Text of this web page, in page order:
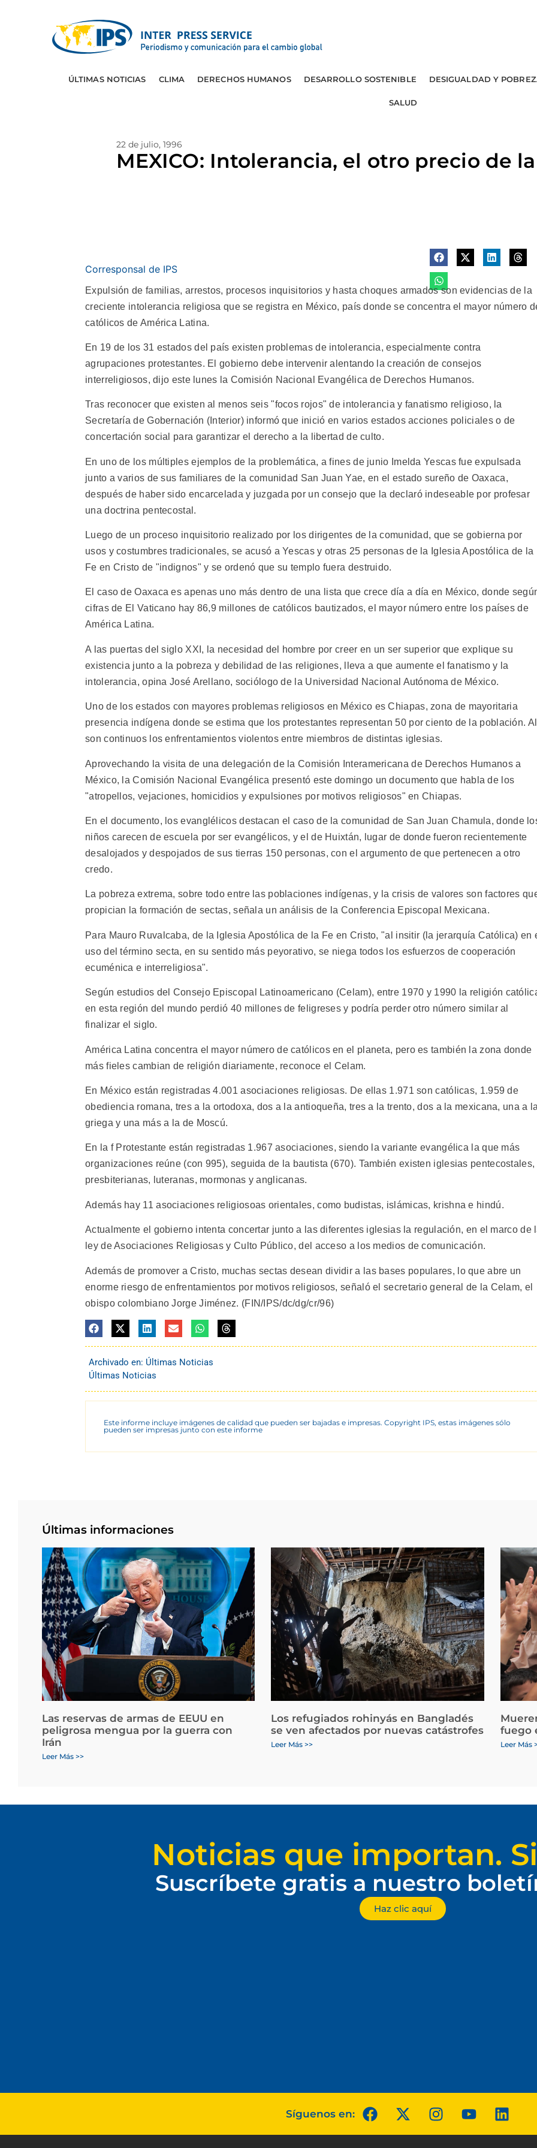
ÚLTIMAS NOTICIAS CLIMA DERECHOS HUMANOS DESARROLLO SOSTENIBLE DESIGUALDAD Y
SALUD
22 de julio, 1996
MEXICO: Intolerancia, el otro precio de
Corresponsal de IPS
Expulsión de familias, arrestos, procesos inquisitorios y hasta choques armados son evidencias de la
creciente intolerancia religiosa que se registra en México, país donde se concentra el mayor número
católicos de América Latina.
En 19 de los 31 estados del país existen problemas de intolerancia, especialmente contra
agrupaciones protestantes. El gobierno debe intervenir alentando la creación de consejos
interreligiosos, dijo este lunes la Comisión Nacional Evangélica de Derechos Humanos.
Tras reconocer que existen al menos seis "focos rojos" de intolerancia y fanatismo religioso, la
Secretaría de Gobernación (Interior) informó que inició en varios estados acciones policiales o de
concertación social para garantizar el derecho a la libertad de culto.
En uno de los múltiples ejemplos de la problemática, a fines de junio Imelda Yescas fue expulsada
junto a varios de sus familiares de la comunidad San Juan Yae, en el estado sureño de Oaxaca,
después de haber sido encarcelada y juzgada por un consejo que la declaró indeseable por profesar
una doctrina pentecostal.
Luego de un proceso inquisitorio realizado por los dirigentes de la comunidad, que se gobierna por
usos y costumbres tradicionales, se acusó a Yescas y otras 25 personas de la Iglesia Apostólica de la
Fe en Cristo de "indignos" y se ordenó que su templo fuera destruido.
El caso de Oaxaca es apenas uno más dentro de una lista que crece día a día en México, donde
cifras de El Vaticano hay 86,9 millones de católicos bautizados, el mayor número entre los países de
América Latina.
A las puertas del siglo XXI, la necesidad del hombre por creer en un ser superior que explique su
existencia junto a la pobreza y debilidad de las religiones, lleva a que aumente el fanatismo y la
intolerancia, opina José Arellano, sociólogo de la Universidad Nacional Autónoma de México.
Uno de los estados con mayores problemas religiosos en México es Chiapas, zona de mayoritaria
presencia indígena donde se estima que los protestantes representan 50 por ciento de la población.
son continuos los enfrentamientos violentos entre miembros de distintas iglesias.
Aprovechando la visita de una delegación de la Comisión Interamericana de Derechos Humanos a
México, la Comisión Nacional Evangélica presentó este domingo un documento que habla de los
"atropellos, vejaciones, homicidios y expulsiones por motivos religiosos" en Chiapas.
En el documento, los evanglélicos destacan el caso de la comunidad de San Juan Chamula, donde
niños carecen de escuela por ser evangélicos, y el de Huixtán, lugar de donde fueron recientemente
desalojados y despojados de sus tierras 150 personas, con el argumento de que pertenecen a otro
credo.
La pobreza extrema, sobre todo entre las poblaciones indígenas, y la crisis de valores son factores
propician la formación de sectas, señala un análisis de la Conferencia Episcopal Mexicana.
Para Mauro Ruvalcaba, de la Iglesia Apostólica de la Fe en Cristo, "al insitir (la jerarquía Católica) en
uso del término secta, en su sentido más peyorativo, se niega todos los esfuerzos de cooperación
ecuménica e interreligiosa".
Según estudios del Consejo Episcopal Latinoamericano (Celam), entre 1970 y 1990 la religión
en esta región del mundo perdió 40 millones de feligreses y podría perder otro número similar al
finalizar el siglo.
América Latina concentra el mayor número de católicos en el planeta, pero es también la zona donde
más fieles cambian de religión diariamente, reconoce el Celam.
En México están registradas 4.001 asociaciones religiosas. De ellas 1.971 son católicas, 1.959 de
obediencia romana, tres a la ortodoxa, dos a la antioqueña, tres a la trento, dos a la mexicana, una a
griega y una más a la de Moscú.
En la f Protestante están registradas 1.967 asociaciones, siendo la variante evangélica la que más
organizaciones reúne (con 995), seguida de la bautista (670). También existen iglesias pentecostales,
presbiterianas, luteranas, mormonas y anglicanas.
Además hay 11 asociaciones religiosoas orientales, como budistas, islámicas, krishna e hindú.
Actualmente el gobierno intenta concertar junto a las diferentes iglesias la regulación, en el marco de
ley de Asociaciones Religiosas y Culto Público, del acceso a los medios de comunicación.
Además de promover a Cristo, muchas sectas desean dividir a las bases populares, lo que abre un
enorme riesgo de enfrentamientos por motivos religiosos, señaló el secretario general de la Celam, el
obispo colombiano Jorge Jiménez. (FIN/IPS/dc/dg/cr/96)
Archivado en: Últimas Noticias
Últimas Noticias
Este informe incluye imágenes de calidad que pueden ser bajadas e impresas. Copyright IPS, estas imágenes sólo
pueden ser impresas junto con este informe
Últimas informaciones
Las reservas de armas de EEUU en
peligrosa mengua por la guerra con
Irán
Leer Más >>
Los refugiados rohinyás en Bangladés
se ven afectados por nuevas catástrofes
Leer Más >>
fuego
Leer Más
Noticias que importan.
Suscríbete gratis a nuestro
Haz clic aquí
Síguenos en: